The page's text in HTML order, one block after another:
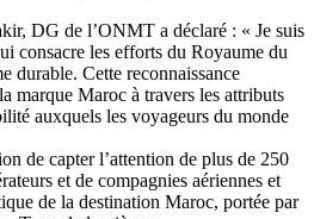
DG de l’ONMT a déclaré : « Je suis
consacre les efforts du Royaume du
durable. Cette reconnaissance
marque Maroc à travers les attributs
auxquels les voyageurs du monde
de capter l’attention de plus de 250
et de compagnies aériennes et
de la destination Maroc, portée par